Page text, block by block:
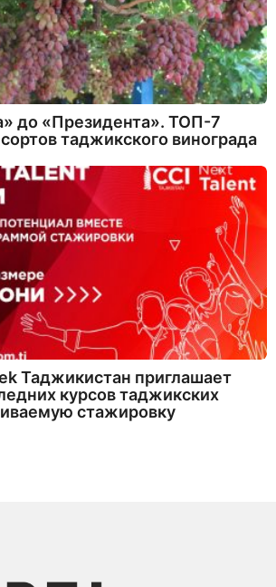
до «Президента». ТОП-7
таджикского винограда
Таджикистан приглашает
курсов таджикских
стажировку